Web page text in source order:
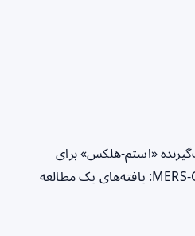
«استم-هلکس» برای
خنثی‌سازی متقاطع MERS-CoV: یافته‌های یک مطالعه